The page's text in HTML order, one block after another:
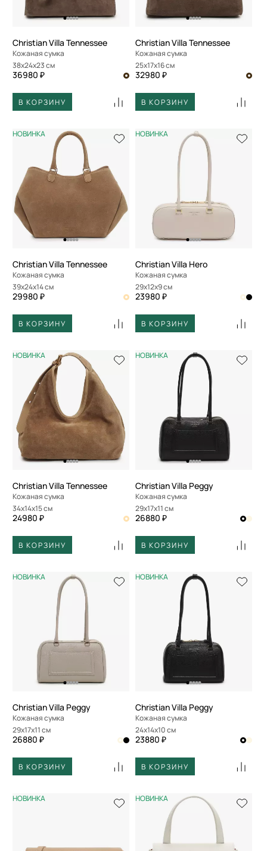
Christian Villa Tennessee
Кожаная сумка
38x24x23 см
36980 ₽
В КОРЗИНУ
Christian Villa Tennessee
Кожаная сумка
25x17x16 см
32980 ₽
В КОРЗИНУ
НОВИНКА
Christian Villa Tennessee
Кожаная сумка
39x24x14 см
29980 ₽
В КОРЗИНУ
НОВИНКА
Christian Villa Hero
Кожаная сумка
29x12x9 см
23980 ₽
В КОРЗИНУ
НОВИНКА
Christian Villa Tennessee
Кожаная сумка
34x14x15 см
24980 ₽
В КОРЗИНУ
НОВИНКА
Christian Villa Peggy
Кожаная сумка
29x17x11 см
26880 ₽
В КОРЗИНУ
НОВИНКА
Christian Villa Peggy
Кожаная сумка
29x17x11 см
26880 ₽
В КОРЗИНУ
НОВИНКА
Christian Villa Peggy
Кожаная сумка
24x14x10 см
23880 ₽
В КОРЗИНУ
НОВИНКА НОВИНКА